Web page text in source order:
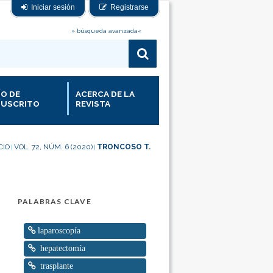
Iniciar sesión Registrarse
» búsqueda avanzada«
DE
ACERCA DE LA
REVISTA
VOL. 72, NÚM. 6 (2020) TRONCOSO T.
PALABRAS CLAVE
laparoscopía
hepatectomía
trasplante